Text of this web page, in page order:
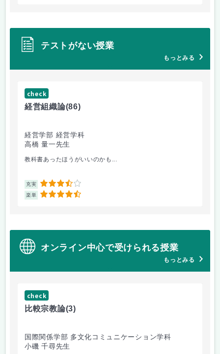
テストがない授業
もっとみる
check
経営組織論(86)
経営学部 経営学科
高橋 量一先生
教科書あったほうがいいのかも...
充実 3.5
楽単 4.5
オンライン中心で受けられる授業
もっとみる
check
比較宗教論(3)
国際関係学部 多文化コミュニケーション学科
小磯 千尋先生